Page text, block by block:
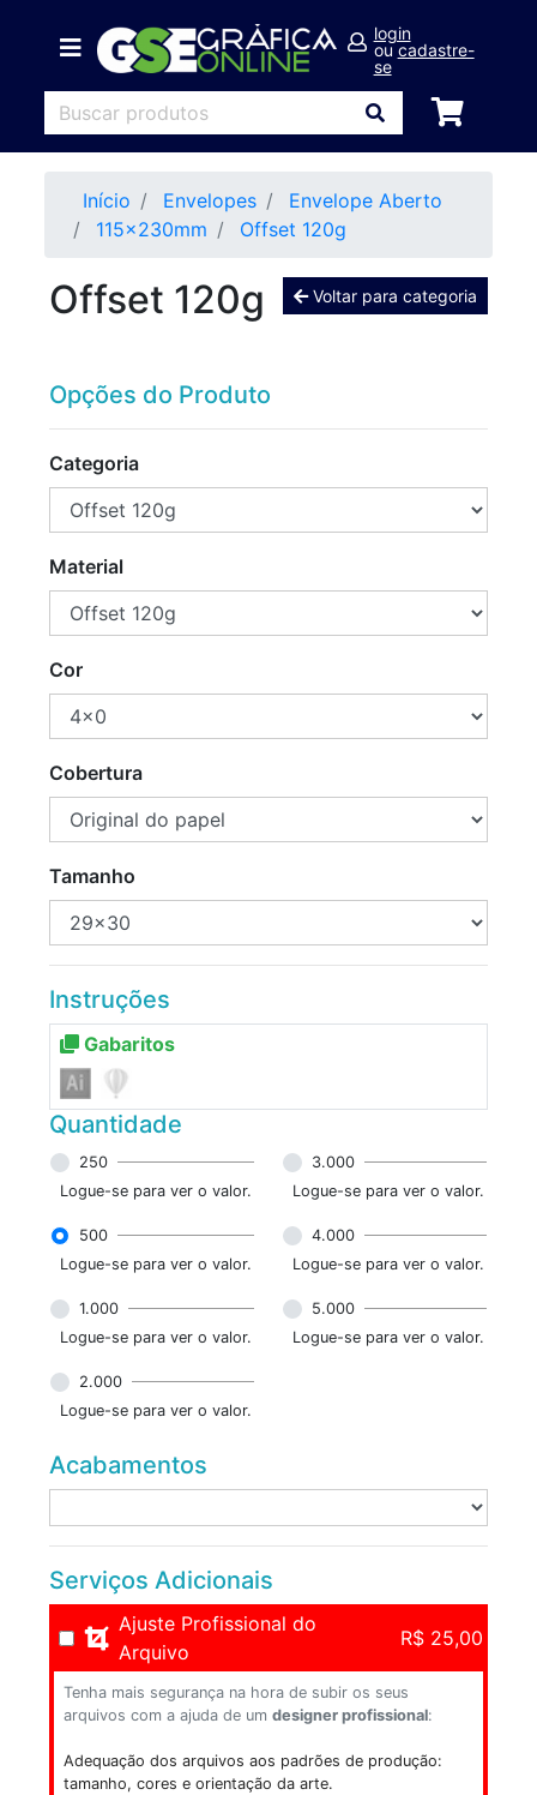
login
oucadastre-
se
Início Envelopes
Envelope Aberto
115x230mm
Offset 120g
Offset 120g Voltar para categoria
Opções do Produto
Categoria
Material
Cor
Cobertura
Tamanho
Instruções
Gabaritos
Quantidade
250
Logue-se para ver o valor.
3.000
Logue-se para ver o valor.
500
Logue-se para ver o valor.
4.000
Logue-se para ver o valor.
1.000
Logue-se para ver o valor.
5.000
Logue-se para ver o valor.
2.000
Logue-se para ver o valor.
Acabamentos
Serviços Adicionais
Ajuste Profissional do
Arquivo
R$ 25,00
Tenha mais segurança na hora de subir os seus
arquivos com a ajuda de umdesigner profissional:
Adequação dos arquivos aos padrões de produção:
tamanho, cores e orientação da arte.